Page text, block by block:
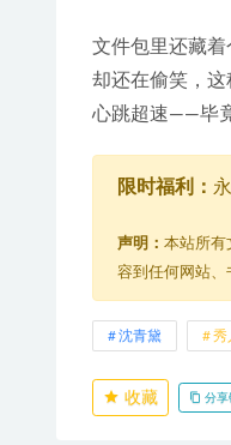
文件包里还藏
却还在偷笑，
心跳超速——毕
限时福利：
声明： 本站所有
容到任何网站、
沈青黛 秀
收藏 分享